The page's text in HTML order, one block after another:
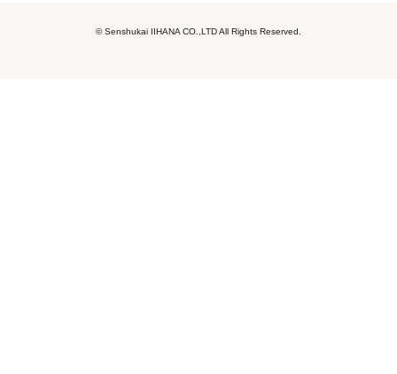
© Senshukai IIHANA CO.,LTD All Rights Reserved.